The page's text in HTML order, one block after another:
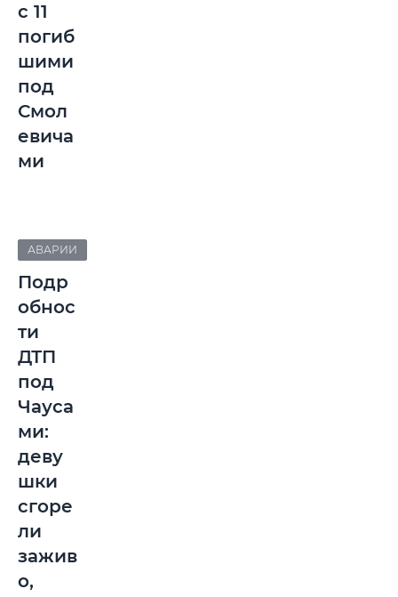
с 11
погиб
шими
под
Смол
евича
ми
АВАРИИ
Подр
обнос
ти
ДТП
под
Чауса
ми:
деву
шки
сгоре
ли
зажив
о,